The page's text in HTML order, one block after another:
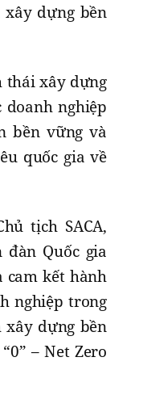
dựng bền
thái xây dựng
doanh nghiệp
bền vững và
quốc gia về
tịch SACA,
đàn Quốc gia
cam kết hành
nghiệp trong
xây dựng bền
– Net Zero